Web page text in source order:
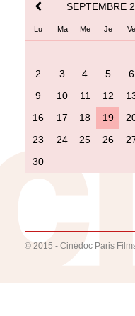
SEPTEMBRE
Lu Ma Me Je Ve
2
3 4 5 6
9
10 11 12
16
17 18 19
23
24 25 26
30
© 2015 - Cinédoc Paris